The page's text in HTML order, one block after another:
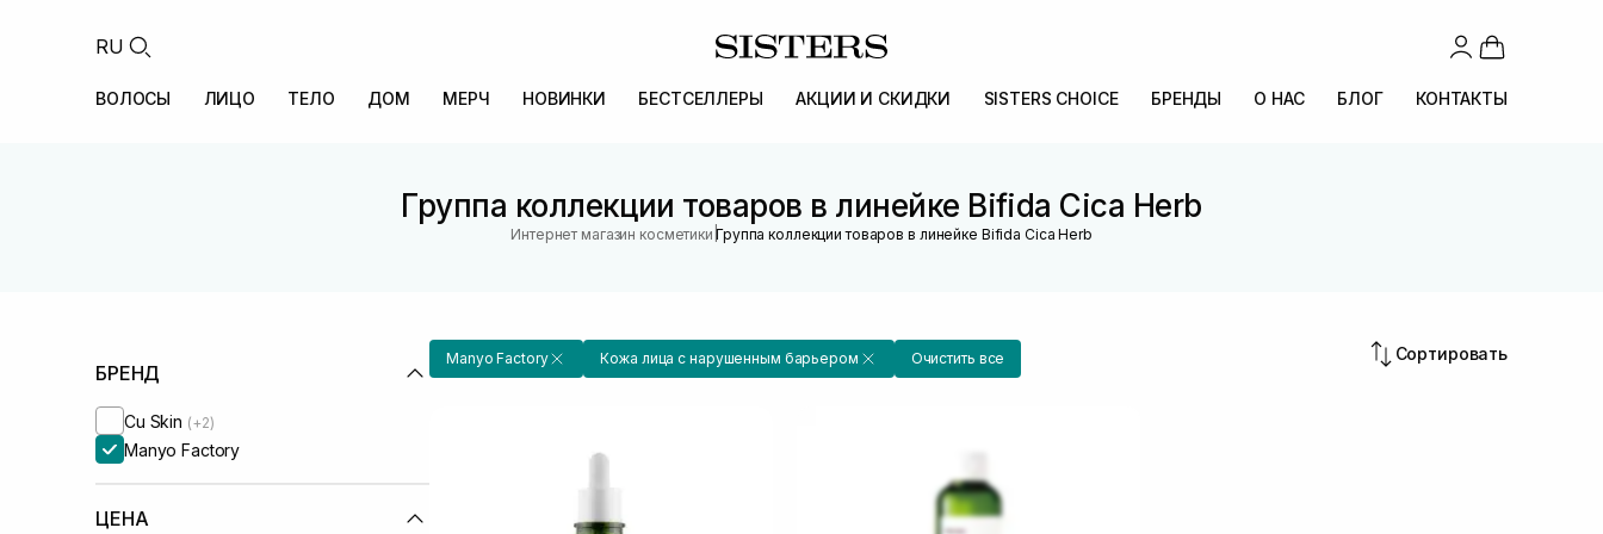
RU
ВОЛОСЫ ЛИЦО ТЕЛО ДОМ МЕРЧ НОВИНКИ БЕСТСЕЛЛЕРЫ АКЦИИ И СКИДКИ SISTERS CHOICE БРЕНДЫ О НАС БЛОГ КОНТАКТЫ
Группа коллекции товаров в линейке Bifida Cica Herb
Интернет магазин косметики |Группа коллекции товаров в линейке Bifida Cica Herb
БРЕНД
Cu Skin (+2)
Manyo Factory
ЦЕНА
Manyo Factory Кожа лица с нарушенным барьером Очистить все Сортировать